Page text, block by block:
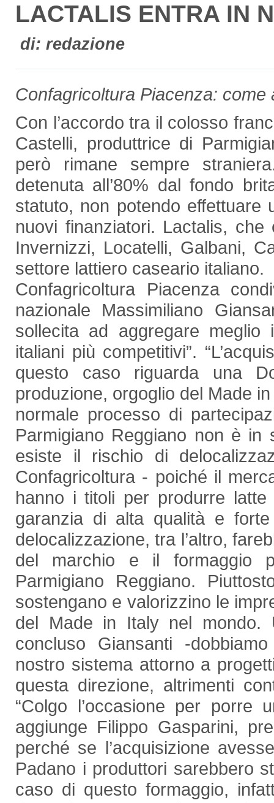
LACTALIS ENTRA IN
di: redazione
Confagricoltura Piacenza:
Con l’accordo tra il colosso
Castelli, produttrice di
però rimane sempre
detenuta all’80% dal fondo
statuto, non potendo effettuare
nuovi finanziatori. Lactalis,
Invernizzi, Locatelli, Galbani,
settore lattiero caseario italiano.
Confagricoltura Piacenza
nazionale Massimiliano
sollecita ad aggregare
italiani più competitivi”.
questo caso riguarda una
produzione, orgoglio del Made
normale processo di
Parmigiano Reggiano non è in
esiste il rischio di
Confagricoltura - poiché il
hanno i titoli per produrre
garanzia di alta qualità e
delocalizzazione, tra l’altro,
del marchio e il formaggio
Parmigiano Reggiano.
sostengano e valorizzino le
del Made in Italy nel mondo.
concluso Giansanti -
nostro sistema attorno a
questa direzione, altrimenti
“Colgo l’occasione per porre
aggiunge Filippo Gasparini,
perché se l’acquisizione
Padano i produttori sarebbero
caso di questo formaggio,